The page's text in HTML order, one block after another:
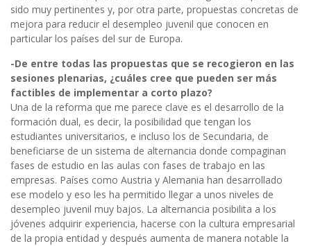
sido muy pertinentes y, por otra parte, propuestas concretas de
mejora para reducir el desempleo juvenil que conocen en
particular los países del sur de Europa.
-De entre todas las propuestas que se recogieron en las
sesiones plenarias, ¿cuáles cree que pueden ser más
factibles de implementar a corto plazo?
Una de la reforma que me parece clave es el desarrollo de la
formación dual, es decir, la posibilidad que tengan los
estudiantes universitarios, e incluso los de Secundaria, de
beneficiarse de un sistema de alternancia donde compaginan
fases de estudio en las aulas con fases de trabajo en las
empresas. Países como Austria y Alemania han desarrollado
ese modelo y eso les ha permitido llegar a unos niveles de
desempleo juvenil muy bajos. La alternancia posibilita a los
jóvenes adquirir experiencia, hacerse con la cultura empresarial
de la propia entidad y después aumenta de manera notable la